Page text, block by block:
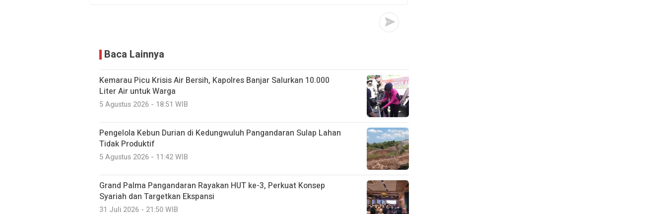
Baca Lainnya
Kemarau Picu Krisis Air Bersih, Kapolres Banjar Salurkan 10.000
Liter Air untuk Warga
5 Agustus 2026 - 18:51 WIB
Pengelola Kebun Durian di Kedungwuluh Pangandaran Sulap Lahan
Tidak Produktif ‎
5 Agustus 2026 - 11:42 WIB
Grand Palma Pangandaran Rayakan HUT ke-3, Perkuat Konsep
Syariah dan Targetkan Ekspansi
31 Juli 2026 - 21:50 WIB